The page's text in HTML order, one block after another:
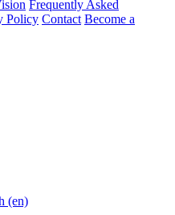
Frequently Asked
Policy Contact Become a
(en)